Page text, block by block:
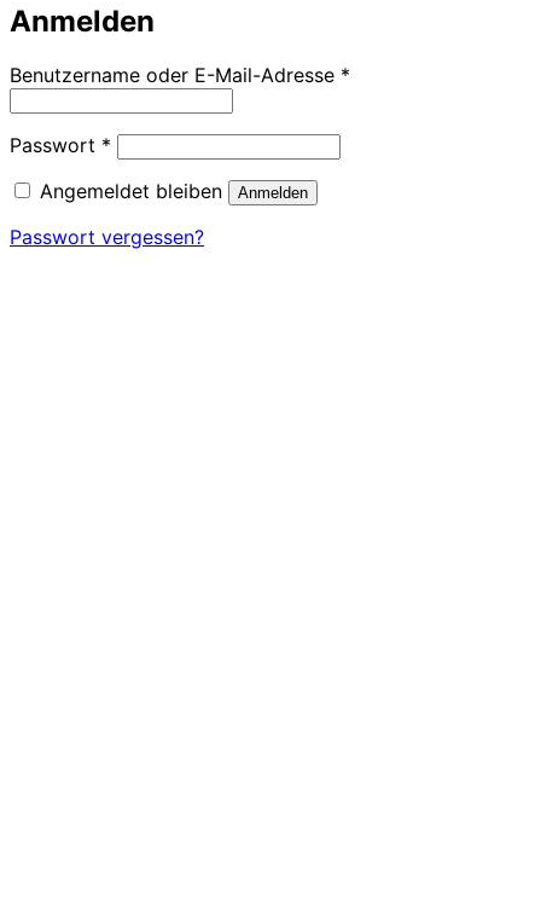
Anmelden
Benutzername oder E-Mail-Adresse *
Passwort * Erforderlich
Angemeldet bleiben
Anmelden
Passwort vergessen?